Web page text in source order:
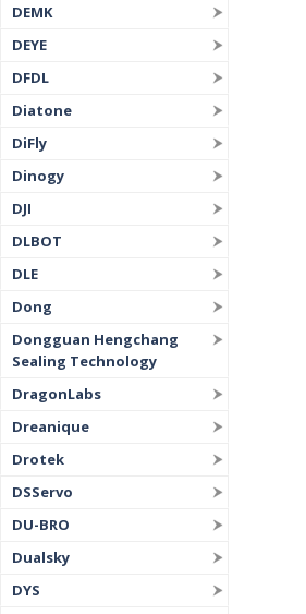
DEMK
DEYE
DFDL
Diatone
DiFly
Dinogy
DJI
DLBOT
DLE
Dong
Dongguan Hengchang
Sealing Technology
DragonLabs
Dreanique
Drotek
DSServo
DU-BRO
Dualsky
DYS